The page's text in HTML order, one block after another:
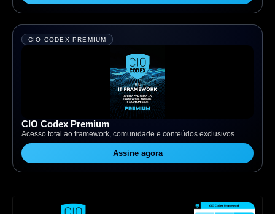
CIO CODEX PREMIUM
CIO Codex Premium
Acesso total ao framework, comunidade e conteúdos exclusivos.
Assine agora